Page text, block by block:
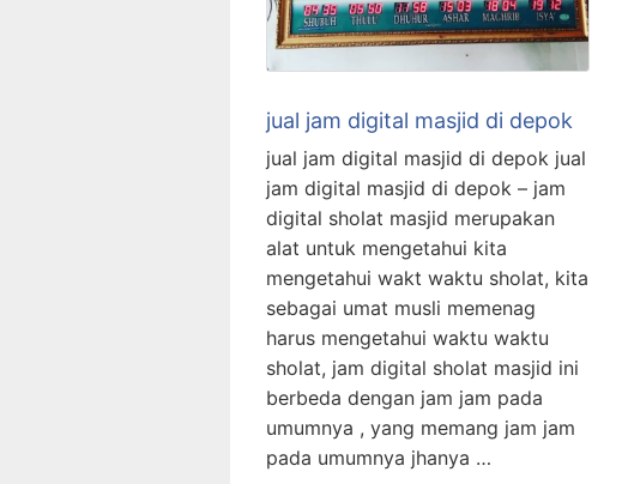
jual jam digital masjid di depok
jual jam digital masjid di depok jual
jam digital masjid di depok – jam
digital sholat masjid merupakan
alat untuk mengetahui kita
mengetahui wakt waktu sholat, kita
sebagai umat musli memenag
harus mengetahui waktu waktu
sholat, jam digital sholat masjid ini
berbeda dengan jam jam pada
umumnya , yang memang jam jam
pada umumnya jhanya …